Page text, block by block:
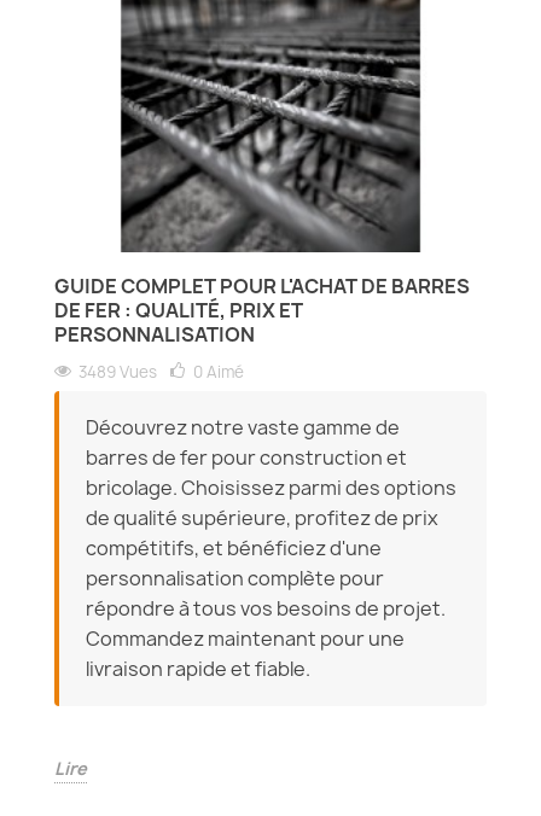
GUIDE COMPLET POUR L'ACHAT DE BARRES
DE FER : QUALITÉ, PRIX ET
PERSONNALISATION
3489 Vues 0 Aimé
Découvrez notre vaste gamme de
barres de fer pour construction et
bricolage. Choisissez parmi des options
de qualité supérieure, profitez de prix
compétitifs, et bénéficiez d'une
personnalisation complète pour
répondre à tous vos besoins de projet.
Commandez maintenant pour une
livraison rapide et fiable.
Lire